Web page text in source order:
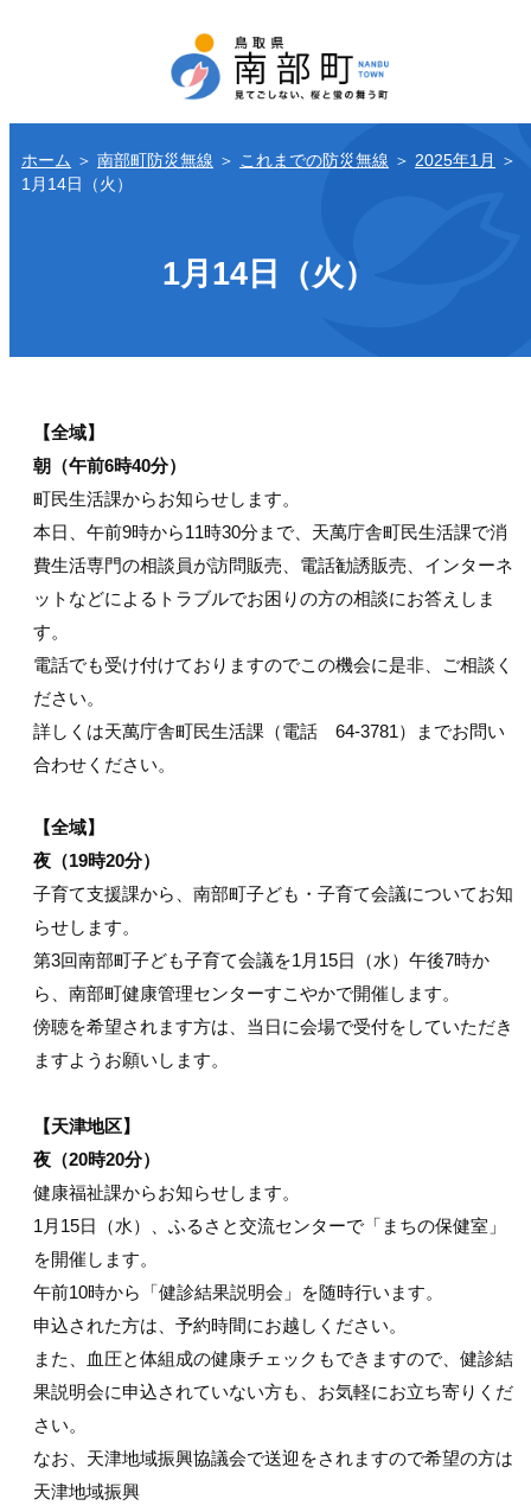
ホーム ＞ 南部町防災無線 ＞ これまでの防災無線 ＞ 2025年1月
＞
1月14日（火）
1月14日（火）
【全域】
朝（午前6時40分）
町民生活課からお知らせします。
本日、午前9時から11時30分まで、天萬庁舎町民生活課で消
費生活専門の相談員が訪問販売、電話勧誘販売、インターネ
ットなどによるトラブルでお困りの方の相談にお答えしま
す。
電話でも受け付けておりますのでこの機会に是非、ご相談く
ださい。
詳しくは天萬庁舎町民生活課（電話 64-3781）までお問い
合わせください。
【全域】
夜（19時20分）
子育て支援課から、南部町子ども・子育て会議についてお知
らせします。
第3回南部町子ども子育て会議を1月15日（水）午後7時か
ら、南部町健康管理センターすこやかで開催します。
傍聴を希望されます方は、当日に会場で受付をしていただき
ますようお願いします。
【天津地区】
夜（20時20分）
健康福祉課からお知らせします。
1月15日（水）、ふるさと交流センターで「まちの保健室」
を開催します。
午前10時から「健診結果説明会」を随時行います。
申込された方は、予約時間にお越しください。
また、血圧と体組成の健康チェックもできますので、健診結
果説明会に申込されていない方も、お気軽にお立ち寄りくだ
さい。
なお、天津地域振興協議会で送迎をされますので希望の方は
天津地域振興